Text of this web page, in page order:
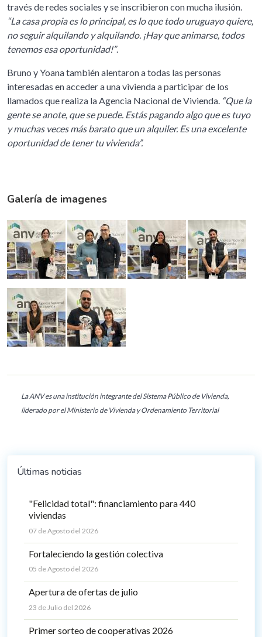
través de redes sociales y se inscribieron con mucha ilusión.
“La casa propia es lo principal, es lo que todo uruguayo quiere,
no seguir alquilando y alquilando. ¡Hay que animarse, todos
tenemos esa oportunidad!”.
Bruno y Yoana también alentaron a todas las personas
interesadas en acceder a una vivienda a participar de los
llamados que realiza la Agencia Nacional de Vivienda. “Que la
gente se anote, que se puede. Estás pagando algo que es tuyo
y muchas veces más barato que un alquiler. Es una excelente
oportunidad de tener tu vivienda”.
Galería de imagenes
La ANV es una institución integrante del Sistema Público de Vivienda,
liderado por el Ministerio de Vivienda y Ordenamiento Territorial
Últimas noticias
"Felicidad total": financiamiento para 440
viviendas
07 de Agosto del 2026
Fortaleciendo la gestión colectiva
05 de Agosto del 2026
Apertura de ofertas de julio
23 de Julio del 2026
Primer sorteo de cooperativas 2026